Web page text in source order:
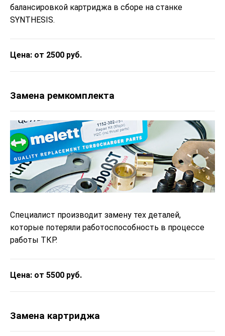
балансировкой картриджа в сборе на станке
SYNTHESIS.
Цена: от 2500 руб.
Замена ремкомплекта
Специалист производит замену тех деталей,
которые потеряли работоспособность в процессе
работы ТКР.
Цена: от 5500 руб.
Замена картриджа